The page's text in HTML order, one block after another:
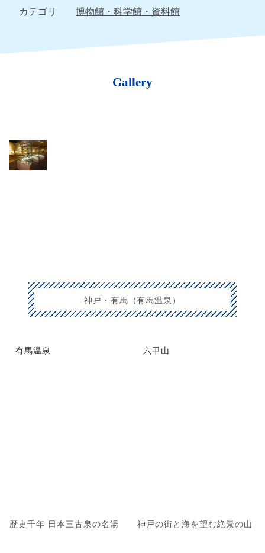
カテゴリ 博物館・科学館・資料館
Gallery
神戸・有馬（有馬温泉）
有馬温泉
歴史千年 日本三古泉の名湯
六甲山
神戸の街と海を望む絶景の山